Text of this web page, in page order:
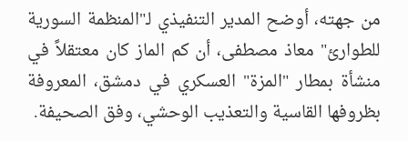
من جهته، أوضح المدير التنفيذي لـ"المنظمة السورية
للطوارئ" معاذ مصطفى، أن كم الماز كان معتقلاً في
منشأة بمطار "المزة" العسكري في دمشق، المعروفة
بظروفها القاسية والتعذيب الوحشي، وفق الصحيفة.